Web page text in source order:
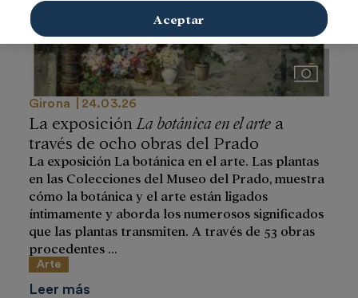
Imágenes
Girona 24.03.26
La exposición La botánica en el arte a
través de ocho obras del Prado
La exposición La botánica en el arte. Las plantas
en las Colecciones del Museo del Prado, muestra
cómo la botánica y el arte están ligados
íntimamente y aborda los numerosos significados
que las plantas transmiten. A través de 53 obras
procedentes ...
Arte
Leer más
Aceptar